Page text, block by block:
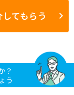
てもらう
？
う